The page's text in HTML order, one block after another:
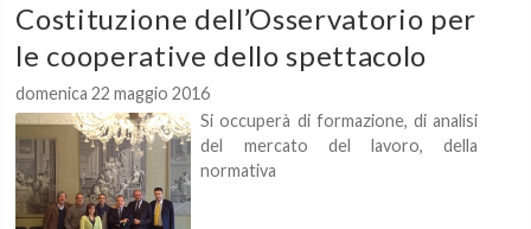
Costituzione dell’Osservatorio per
le cooperative dello spettacolo
domenica 22 maggio 2016
Si occuperà di formazione, di analisi
del mercato del lavoro, della
normativa